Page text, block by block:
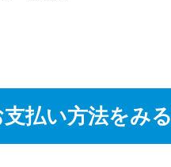
支払い方法をみる